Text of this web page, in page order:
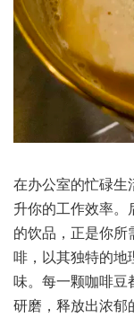
在办公室的忙碌生
升你的工作效率
的饮品，正是你
啡，以其独特的地
味。每一颗咖啡豆
研磨，释放出浓郁